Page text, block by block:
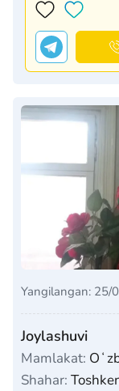
Yangilangan: 25/
Joylashuvi
Mamlakat:
Shahar: